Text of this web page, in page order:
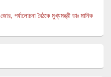
পর্যালোচনা বৈঠকে মুখ্যমন্ত্রী ডাঃ মানিক